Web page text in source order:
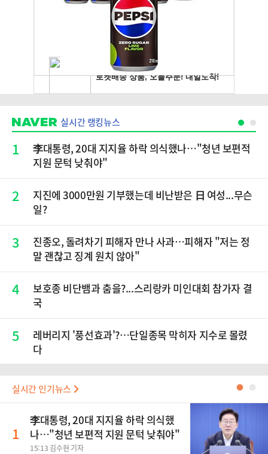
실시간 랭킹뉴스
1
李대통령, 20대 지지율 하락 의식했나…"청년 보편적
지원 문턱 낮춰야"
2
지진에 3000만원 기부했는데 비난받은 日 여성...무슨
일?
3
진종오, 돌려차기 피해자 만나 사과…피해자 "저는 정
말 괜찮고 징계 원치 않아"
4
보호종 비단뱀과 춤을?...스리랑카 미인대회 참가자 결
국
5
레버리지 '풍선효과'?…단일종목 막히자 지수로 몰렸
다
실시간 인기뉴스 ●
1
李대통령, 20대 지지율 하락 의식했
나…"청년 보편적 지원 문턱 낮춰야"
15:13 김수현 기자